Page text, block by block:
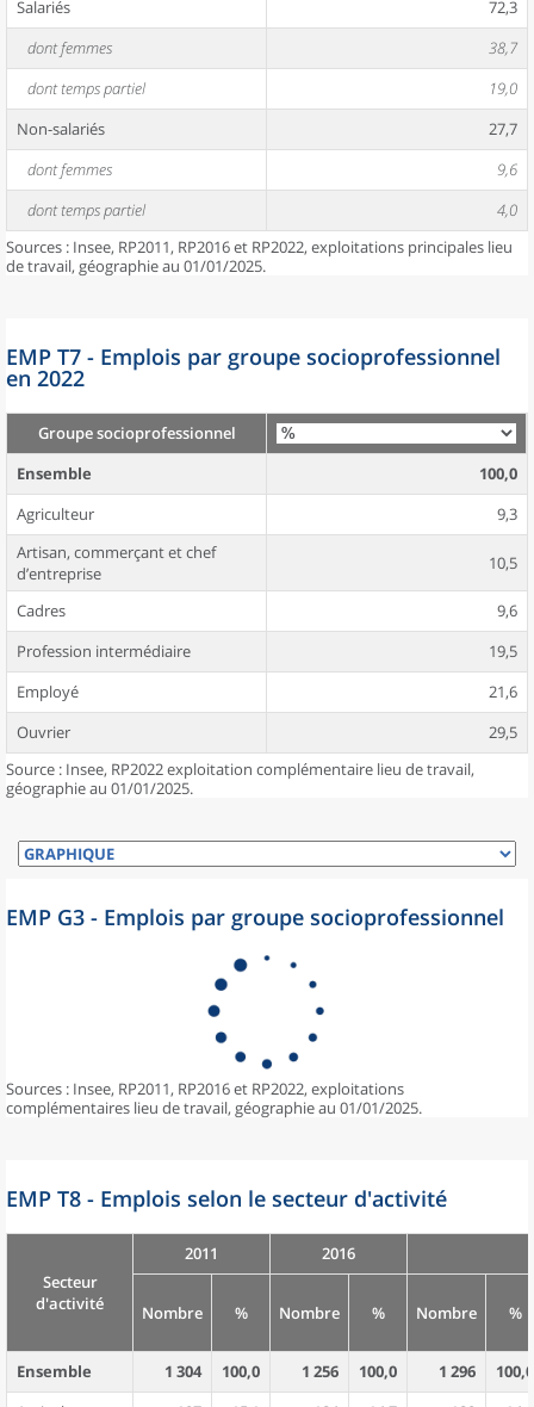
Salariés
72,3
dont femmes
38,7
dont temps partiel
19,0
Non-salariés
27,7
dont femmes
9,6
dont temps partiel
4,0
Sources : Insee, RP2011, RP2016 et RP2022, exploitations principales lieu
de travail, géographie au 01/01/2025.
EMP T7 - Emplois par groupe socioprofessionnel
en 2022
Groupe socioprofessionnel
Ensemble
100,0
Agriculteur
9,3
Artisan, commerçant et chef
d’entreprise
10,5
Cadres
9,6
Profession intermédiaire
19,5
Employé
21,6
Ouvrier
29,5
Source : Insee, RP2022 exploitation complémentaire lieu de travail,
géographie au 01/01/2025.
EMP G3 - Emplois par groupe socioprofessionnel
Sources : Insee, RP2011, RP2016 et RP2022, exploitations
complémentaires lieu de travail, géographie au 01/01/2025.
EMP T8 - Emplois selon le secteur d'activité
Secteur
d'activité
2011 2016
Nombre % Nombre % Nombre %
Ensemble 1 304 100,0 1 256 100,0 1 296
100,0